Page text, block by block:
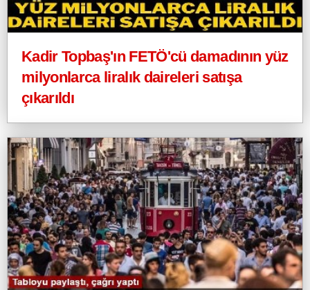
Kadir Topbaş'ın FETÖ'cü damadının yüz
milyonlarca liralık daireleri satışa
çıkarıldı